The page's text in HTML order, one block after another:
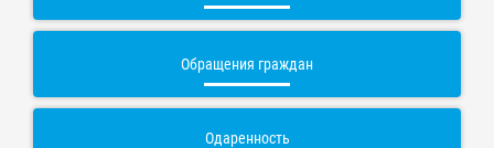
Обращения граждан
Одаренность